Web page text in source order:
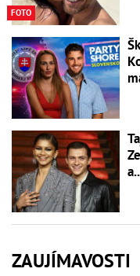
FOTO
ZAUJÍMAVOSTI